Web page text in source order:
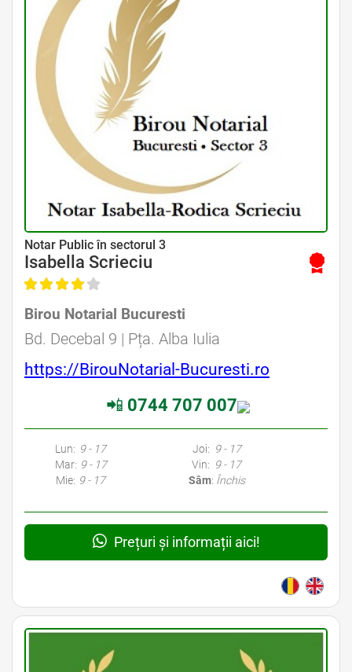
Avocat Specializat în Drept Civil • Avocat Specializat în Dreptul Familiei
Notar Public în sectorul 3
Isabella Scrieciu
Birou Notarial Bucuresti
Bd. Decebal 9 | Pța. Alba Iulia
https://BirouNotarial-Bucuresti.ro
📲 0744 707 007
Lun: 9 - 17
Mar: 9 - 17
Mie: 9 - 17
Joi: 9 - 17
Vin: 9 - 17
Sâm: Închis
Prețuri și informații aici!